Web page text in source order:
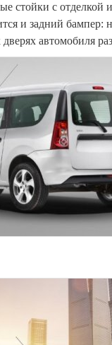
стойки с отделкой
и задний бампер:
автомобиля